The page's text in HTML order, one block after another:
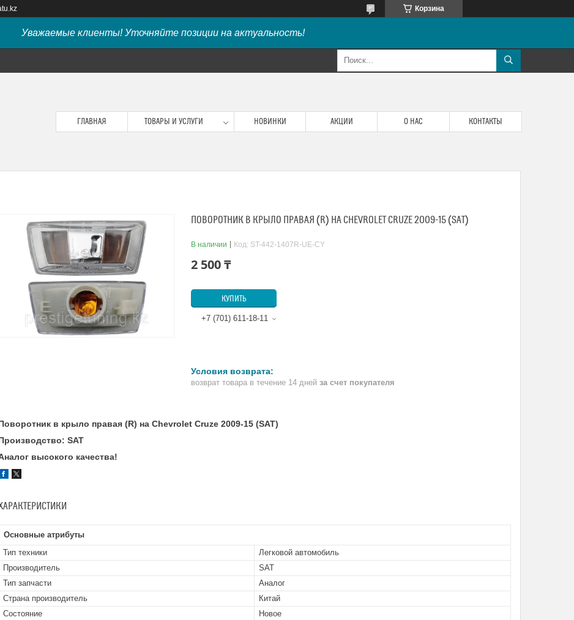
Корзина
Уважаемые клиенты! Уточняйте позиции на актуальность!
ГЛАВНАЯ ТОВАРЫ И УСЛУГИ НОВИНКИ АКЦИИ О НАС КОНТАКТЫ
ПОВОРОТНИК В КРЫЛО ПРАВАЯ (R) НА CHEVROLET CRUZE 2009-15 (SAT)
В наличии Код: ST-442-1407R-UE-CY
2 500 ₸
КУПИТЬ
+7 (701) 611-18-11
возврат товара в течение 14 дней за счет покупателя
в крыло правая (R) на Chevrolet Cruze 2009-15 (SAT)
SAT
высокого качества!
Основные атрибуты
Тип техники
Легковой автомобиль
Производитель
SAT
Тип запчасти
Аналог
Страна производитель
Китай
Состояние
Новое